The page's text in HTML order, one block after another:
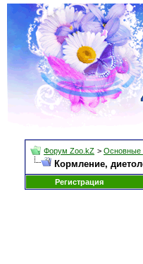
Форум Zoo.kZ > Основные
Кормление,
Регистрация